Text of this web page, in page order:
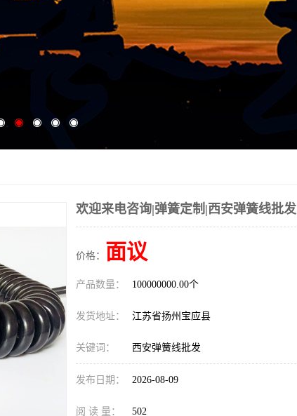
欢迎来电咨询|弹簧定制|西安弹簧线批发
价格： 面议
产品数量： 100000000.00个
发货地址： 江苏省扬州宝应县
关键词： 西安弹簧线批发
发布日期： 2026-08-09
阅 读 量： 502